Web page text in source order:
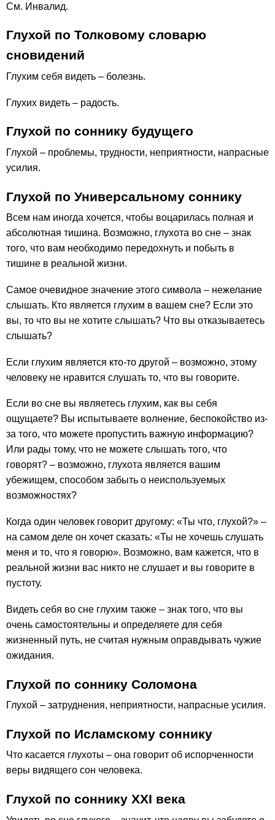
См. Инвалид.
Глухой по Толковому словарю
сновидений
Глухим себя видеть – болезнь.
Глухих видеть – радость.
Глухой по соннику будущего
Глухой – проблемы, трудности, неприятности, напрасные
усилия.
Глухой по Универсальному соннику
Всем нам иногда хочется, чтобы воцарилась полная и
абсолютная тишина. Возможно, глухота во сне – знак
того, что вам необходимо передохнуть и побыть в
тишине в реальной жизни.
Самое очевидное значение этого символа – нежелание
слышать. Кто является глухим в вашем сне? Если это
вы, то что вы не хотите слышать? Что вы отказываетесь
слышать?
Если глухим является кто-то другой – возможно, этому
человеку не нравится слушать то, что вы говорите.
Если во сне вы являетесь глухим, как вы себя
ощущаете? Вы испытываете волнение, беспокойство из-
за того, что можете пропустить важную информацию?
Или рады тому, что не можете слышать того, что
говорят? – возможно, глухота является вашим
убежищем, способом забыть о неиспользуемых
возможностях?
Когда один человек говорит другому: «Ты что, глухой?» –
на самом деле он хочет сказать: «Ты не хочешь слушать
меня и то, что я говорю». Возможно, вам кажется, что в
реальной жизни вас никто не слушает и вы говорите в
пустоту.
Видеть себя во сне глухим также – знак того, что вы
очень самостоятельны и определяете для себя
жизненный путь, не считая нужным оправдывать чужие
ожидания.
Глухой по соннику Соломона
Глухой – затруднения, неприятности, напрасные усилия.
Глухой по Исламскому соннику
Что касается глухоты – она говорит об испорченности
веры видящего сон человека.
Глухой по соннику ХХІ века